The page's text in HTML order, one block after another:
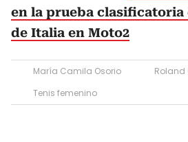
en la prueba clasificatoria
de Italia en Moto2
María Camila Osorio
Roland
Tenis femenino